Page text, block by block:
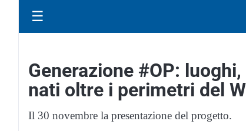
☰
Generazione #OP:
nati oltre i perimetri del
Il 30 novembre la presentazione del progetto.